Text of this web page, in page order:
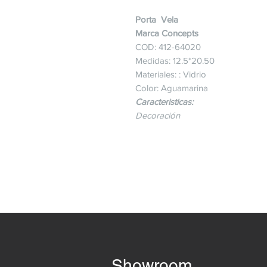
Porta Vela
Marca Concepts
COD: 412-64020
Medidas: 12.5*20.50
Materiales: : Vidrio
Color: Aguamarina
Caracteristicas:
Decoración